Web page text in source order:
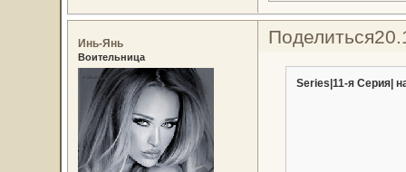
Поделиться
Инь-Янь
Воительница
Series|11-я Серия|